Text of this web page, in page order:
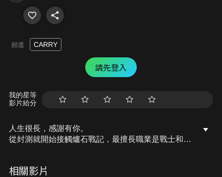
頻道 CARRY
請先登入
我的星等
影片給分
人生很長，感謝有你。
從封測就開始接觸爐石戰記，最擅長職業是戰士和牧
醒。
相關影片